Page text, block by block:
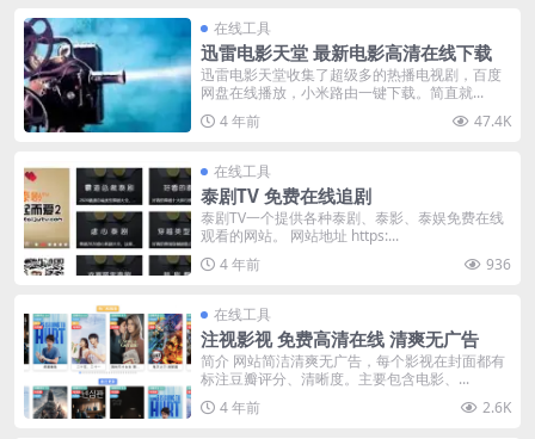
在线工具
迅雷电影天堂 最新电影高清在线下载
迅雷电影天堂收集了超级多的热播电视剧，百度
网盘在线播放，小米路由一键下载。简直就...
4 年前
47.4K
在线工具
泰剧TV 免费在线追剧
泰剧TV一个提供各种泰剧、泰影、泰娱免费在线
观看的网站。 网站地址 https:...
4 年前
936
在线工具
注视影视 免费高清在线 清爽无广告
简介 网站简洁清爽无广告，每个影视在封面都有
标注豆瓣评分、清晰度。主要包含电影、...
4 年前
2.6K